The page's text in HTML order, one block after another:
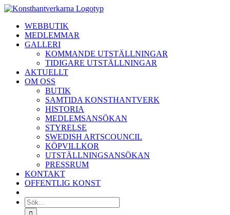
Fortsätt
innehålletWEBBUTIK
MEDLEMMAR
GALLERI
KOMMANDE UTSTÄLLNINGAR
TIDIGARE UTSTÄLLNINGAR
AKTUELLT
OM OSS
BUTIK
SAMTIDA KONSTHANTVERK
HISTORIA
MEDLEMSANSÖKAN
STYRELSE
SWEDISH ARTSCOUNCIL
KÖPVILLKOR
UTSTÄLLNINGSANSÖKAN
PRESSRUM
KONTAKT
OFFENTLIG KONST
Sök
efter: